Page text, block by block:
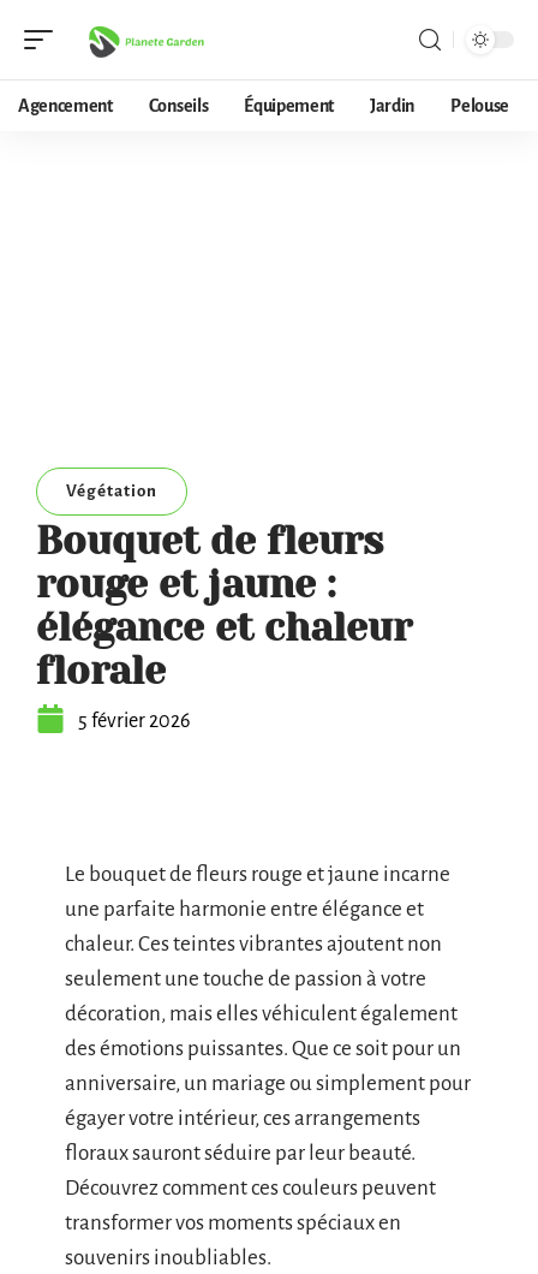
Agencement Conseils Équipement Jardin Pelouse
Végétation
Bouquet de fleurs
rouge et jaune :
élégance et chaleur
florale
5 février 2026
Le bouquet de fleurs rouge et jaune incarne
une parfaite harmonie entre élégance et
chaleur. Ces teintes vibrantes ajoutent non
seulement une touche de passion à votre
décoration, mais elles véhiculent également
des émotions puissantes. Que ce soit pour un
anniversaire, un mariage ou simplement pour
égayer votre intérieur, ces arrangements
floraux sauront séduire par leur beauté.
Découvrez comment ces couleurs peuvent
transformer vos moments spéciaux en
souvenirs inoubliables.